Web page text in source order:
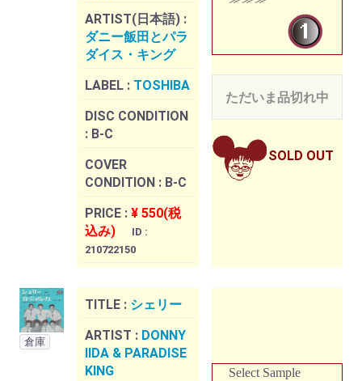
ARTIST(日本語) :
ダニー飯田とパラ
ダイス・キング
LABEL : TOSHIBA
DISC CONDITION
: B-C
COVER
CONDITION : B-C
PRICE : ¥ 550(税
込み)
ID :
210722150
ただいま品切れ中
SOLD OUT
倉庫
TITLE : シェリー
ARTIST : DONNY
IIDA & PARADISE
KING
Select Sample